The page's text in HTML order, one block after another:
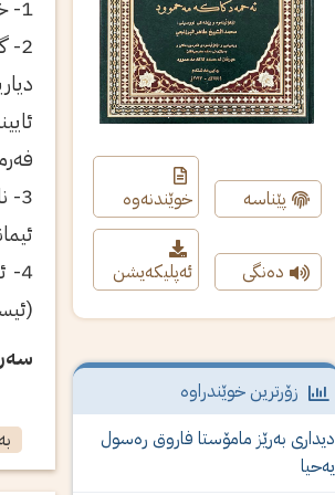
پێناسە خوێندنەوە
دەنگی ئەپلیکەیشن
زۆرترین خوێندراوە
دیداری‌ به‌رێز مامۆستا فاروق ره‌سول
یه‌حیا
1- خواى گەورە خۆى چاکتر دەزانێت «ئەو کەسە کێ بووە» لە چ نەژادو گەل و نەتەوەو هۆزێک بووە؟
4-